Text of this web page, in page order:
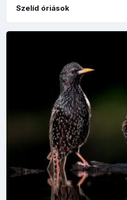
Szelíd óriások